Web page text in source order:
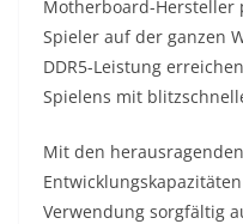
Motherboard-Hersteller
Spieler auf der ganzen
DDR5-Leistung
Spielens mit
Mit den
Verwendung sorgfältig